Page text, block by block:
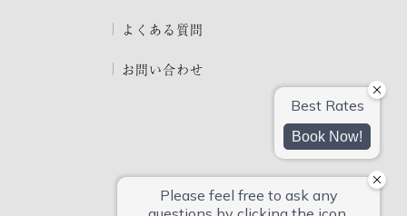
よくある質問
お問い合わせ